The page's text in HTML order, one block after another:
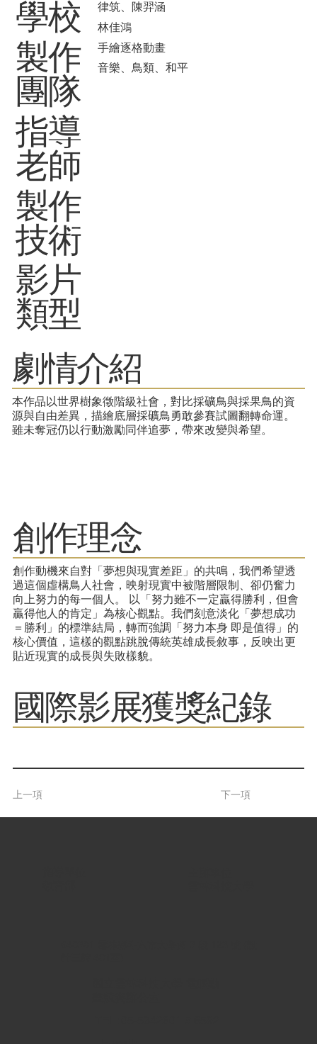
學校
製作
團隊
指導
老師
製作
技術
影片
類型
律筑、陳羿涵
林佳鴻
手繪逐格動畫
音樂、鳥類、和平
劇情介紹
本作品以世界樹象徵階級社會，對比採礦鳥與採果鳥的資
源與自由差異，描繪底層採礦鳥勇敢參賽試圖翻轉命運。
雖未奪冠仍以行動激勵同伴追夢，帶來改變與希望。
​創作理念
創作動機來自對「夢想與現實差距」的共鳴，我們希望透
過這個虛構鳥人社會，映射現實中被階層限制、卻仍奮力
向上努力的每一個人。 以「努力雖不一定贏得勝利，但會
贏得他人的肯定」為核心觀點。我們刻意淡化「夢想成功
＝勝利」的標準結局，轉而強調「努力本身 即是值得」的
核心價值，這樣的觀點跳脫傳統英雄成長敘事，反映出更
貼近現實的成長與失敗樣貌。
​國際影展獲獎紀錄
上一項 下一項